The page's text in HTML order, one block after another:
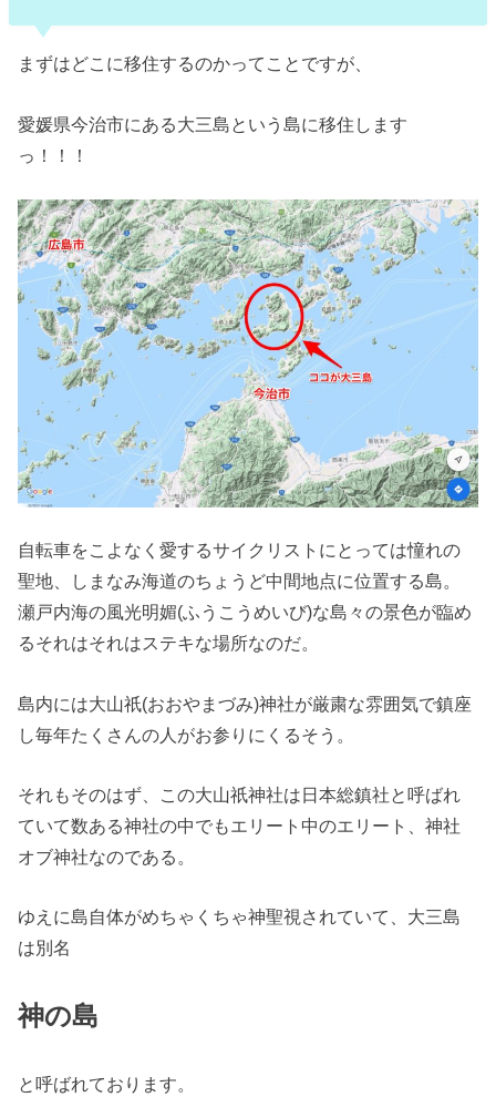
まずはどこに移住するのかってことですが、
愛媛県今治市にある大三島という島に移住します
っ！！！
自転車をこよなく愛するサイクリストにとっては憧れの
聖地、しまなみ海道のちょうど中間地点に位置する島。
瀬戸内海の風光明媚(ふうこうめいび)な島々の景色が臨め
るそれはそれはステキな場所なのだ。
島内には大山祇(おおやまづみ)神社が厳粛な雰囲気で鎮座
し毎年たくさんの人がお参りにくるそう。
それもそのはず、この大山祇神社は日本総鎮社と呼ばれ
ていて数ある神社の中でもエリート中のエリート、神社
オブ神社なのである。
ゆえに島自体がめちゃくちゃ神聖視されていて、大三島
は別名
神の島
と呼ばれております。